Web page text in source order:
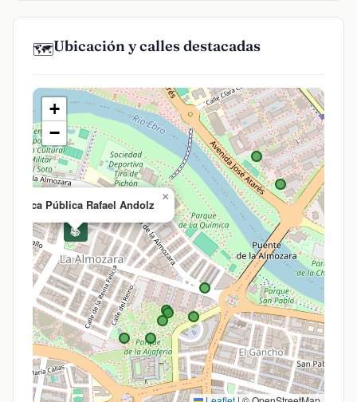
🗺️Ubicación y calles destacadas
📚
Pública Rafael Andolz
×
+
−